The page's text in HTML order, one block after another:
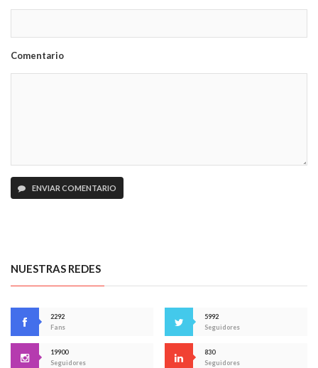
Comentario
ENVIAR COMENTARIO
NUESTRAS REDES
2292
Fans
5992
Seguidores
19900
Seguidores
830
Seguidores